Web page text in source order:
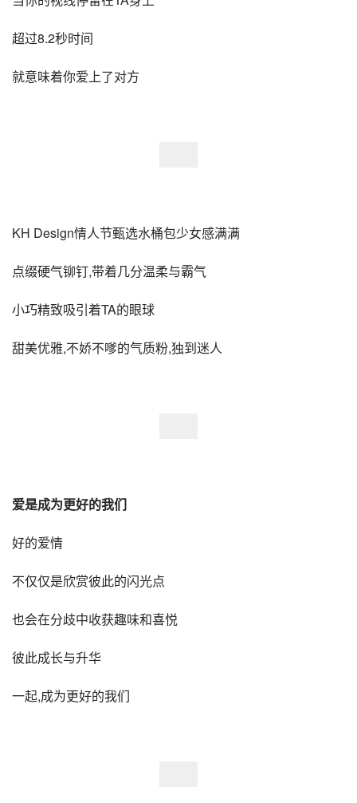
超过8.2秒时间
就意味着你爱上了对方
KH Design情人节甄选水桶包少女感满满
点缀硬气铆钉,带着几分温柔与霸气
小巧精致吸引着TA的眼球
甜美优雅,不娇不嗲的气质粉,独到迷人
爱是成为更好的我们
好的爱情
不仅仅是欣赏彼此的闪光点
也会在分歧中收获趣味和喜悦
彼此成长与升华
一起,成为更好的我们